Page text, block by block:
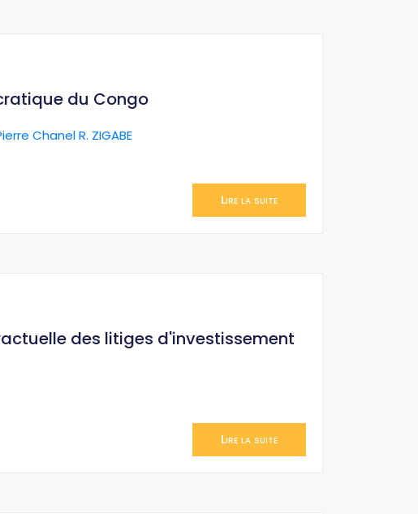
du Congo
Chanel R. ZIGABE
Lire la suite
des litiges d'investissement
Lire la suite